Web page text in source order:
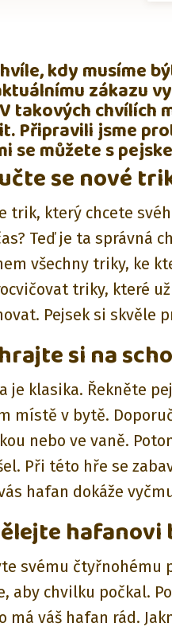
kdy musíme
zákazu
takových chvílích
Připravili jsme
se můžete s
se nové
trik, který chcete
Teď je ta správná
všechny triky, ke
triky, které
Pejsek si skvěle
si na
je klasika. Řekněte
místě v bytě.
nebo ve vaně.
Při této hře se
hafan dokáže
hafanovi
svému čtyřnohému
aby chvilku počkal.
má váš hafan rád.